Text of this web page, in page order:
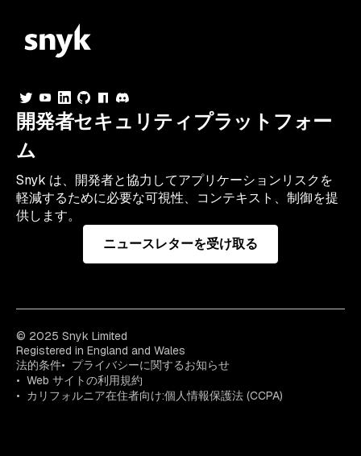
開発者セキュリティプラットフォー
ム
Snyk は、開発者と協力してアプリケーションリスクを
軽減するために必要な可視性、コンテキスト、制御を提
供します。
ニュースレターを受け取る
© 2025 Snyk Limited
Registered in England and Wales
法的条件
プライバシーに関するお知らせ
Web サイトの利用規約
カリフォルニア在住者向け:個人情報保護法 (CCPA)